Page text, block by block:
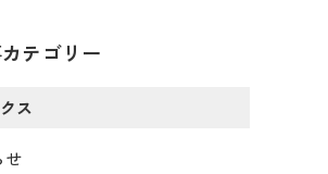
テゴリー
ス
せ